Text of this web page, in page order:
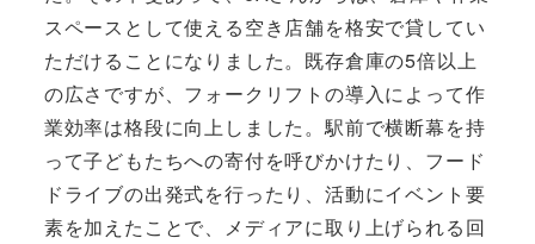
スペースとして使える空き店舗を格安で貸してい
ただけることになりました。既存倉庫の5倍以上
の広さですが、フォークリフトの導入によって作
業効率は格段に向上しました。駅前で横断幕を持
って子どもたちへの寄付を呼びかけたり、フード
ドライブの出発式を行ったり、活動にイベント要
素を加えたことで、メディアに取り上げられる回